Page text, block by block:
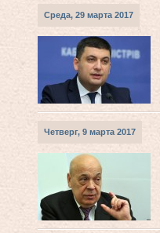
Среда, 29 марта 2017
Четверг, 9 марта 2017